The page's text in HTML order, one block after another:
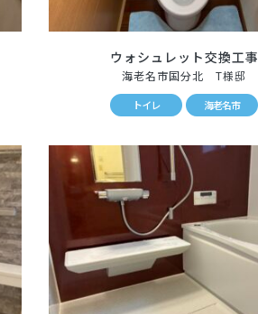
ウォシュレット交換工事
海老名市国分北 T様邸
トイレ 海老名市